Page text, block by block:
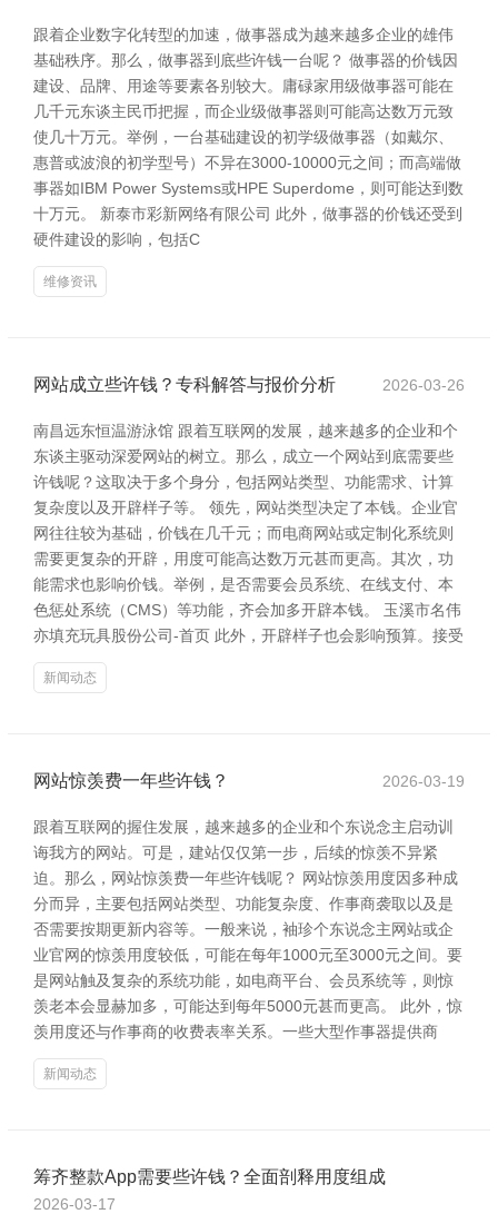
跟着企业数字化转型的加速，做事器成为越来越多企业的雄伟
基础秩序。那么，做事器到底些许钱一台呢？ 做事器的价钱因
建设、品牌、用途等要素各别较大。庸碌家用级做事器可能在
几千元东谈主民币把握，而企业级做事器则可能高达数万元致
使几十万元。举例，一台基础建设的初学级做事器（如戴尔、
惠普或波浪的初学型号）不异在3000-10000元之间；而高端做
事器如IBM Power Systems或HPE Superdome，则可能达到数
十万元。 新泰市彩新网络有限公司 此外，做事器的价钱还受到
硬件建设的影响，包括C
维修资讯
网站成立些许钱？专科解答与报价分析 2026-03-26
南昌远东恒温游泳馆 跟着互联网的发展，越来越多的企业和个
东谈主驱动深爱网站的树立。那么，成立一个网站到底需要些
许钱呢？这取决于多个身分，包括网站类型、功能需求、计算
复杂度以及开辟样子等。 领先，网站类型决定了本钱。企业官
网往往较为基础，价钱在几千元；而电商网站或定制化系统则
需要更复杂的开辟，用度可能高达数万元甚而更高。其次，功
能需求也影响价钱。举例，是否需要会员系统、在线支付、本
色惩处系统（CMS）等功能，齐会加多开辟本钱。 玉溪市名伟
亦填充玩具股份公司-首页 此外，开辟样子也会影响预算。接受
新闻动态
网站惊羡费一年些许钱？ 2026-03-19
跟着互联网的握住发展，越来越多的企业和个东说念主启动训
诲我方的网站。可是，建站仅仅第一步，后续的惊羡不异紧
迫。那么，网站惊羡费一年些许钱呢？ 网站惊羡用度因多种成
分而异，主要包括网站类型、功能复杂度、作事商袭取以及是
否需要按期更新内容等。一般来说，袖珍个东说念主网站或企
业官网的惊羡用度较低，可能在每年1000元至3000元之间。要
是网站触及复杂的系统功能，如电商平台、会员系统等，则惊
羡老本会显赫加多，可能达到每年5000元甚而更高。 此外，惊
羡用度还与作事商的收费表率关系。一些大型作事器提供商
新闻动态
筹齐整款App需要些许钱？全面剖释用度组成
2026-03-17